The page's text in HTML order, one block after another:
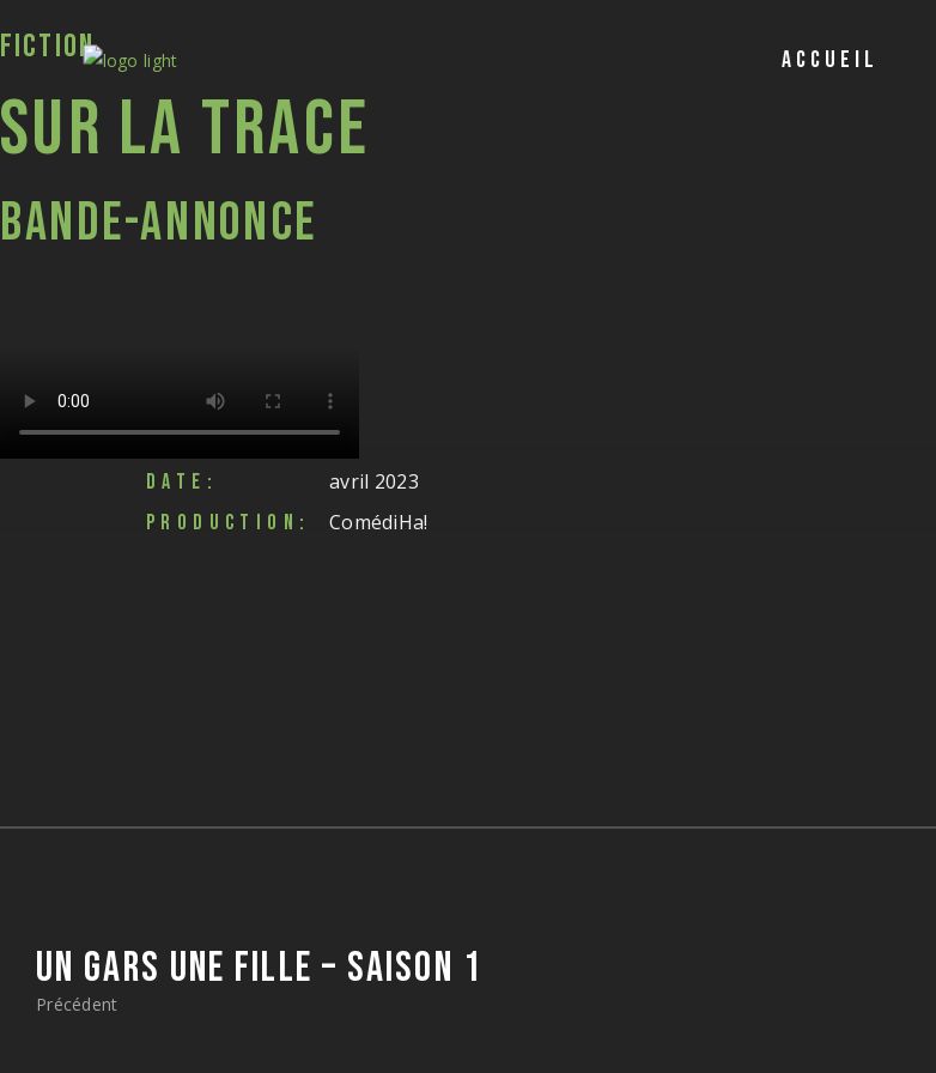
ACCUEIL
FICTION
SUR LA TRACE
BANDE-ANNONCE
DATE: avril 2023
PRODUCTION: ComédiHa!
UN GARS UNE FILLE – SAISON 1
Précédent